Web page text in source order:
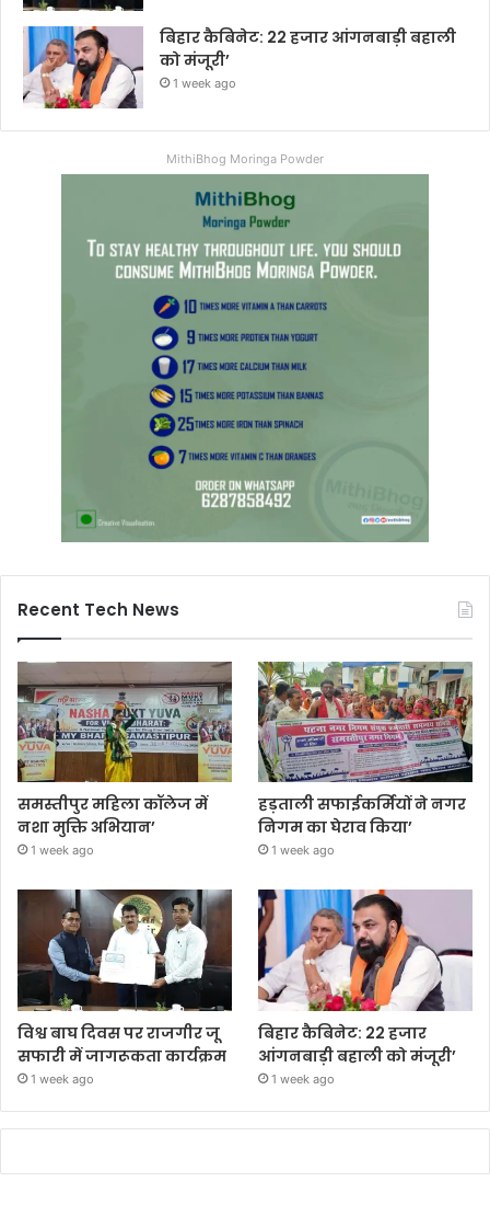
बिहार कैबिनेट: 22 हजार आंगनबाड़ी बहाली
को मंजूरी’
1 week ago
MithiBhog Moringa Powder
Recent Tech News
समस्तीपुर महिला कॉलेज में
नशा मुक्ति अभियान’
1 week ago
हड़ताली सफाईकर्मियों ने नगर
निगम का घेराव किया’
1 week ago
विश्व बाघ दिवस पर राजगीर जू
सफारी में जागरूकता कार्यक्रम
1 week ago
बिहार कैबिनेट: 22 हजार
आंगनबाड़ी बहाली को मंजूरी’
1 week ago